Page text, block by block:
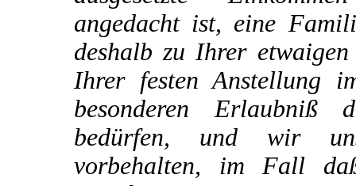
angedacht ist, eine
deshalb zu Ihrer
Ihrer festen Anstellung
besonderen Erlaubniß
bedürfen, und wir
vorbehalten, im Fall